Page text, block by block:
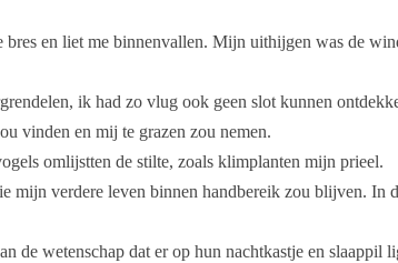
bres en liet me binnenvallen. Mijn uithijgen was de
ik had zo vlug ook geen slot kunnen
vinden en mij te grazen zou nemen.
omlijstten de stilte, zoals klimplanten mijn prieel.
mijn verdere leven binnen handbereik zou blijven. In
de wetenschap dat er op hun nachtkastje en slaappil